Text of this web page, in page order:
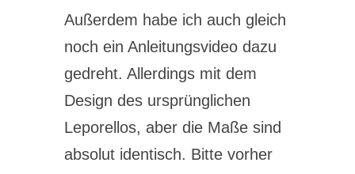
Außerdem habe ich auch gleich
noch ein Anleitungsvideo dazu
gedreht. Allerdings mit dem
Design des ursprünglichen
Leporellos, aber die Maße sind
absolut identisch. Bitte vorher